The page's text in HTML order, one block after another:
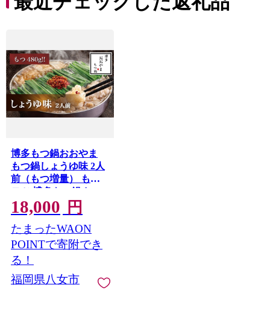
博多もつ鍋おおやま
もつ鍋しょうゆ味 2人
前（もつ増量） もつ
モツ 博多もつ鍋 しょ
うゆ味 国産牛もつ 超
低温カット 自社製造
贈り物 お取り寄せ 鰹
節 昆布 福岡 八女
18,000 円
たまったWAON
POINTで寄附でき
る！
福岡県八女市